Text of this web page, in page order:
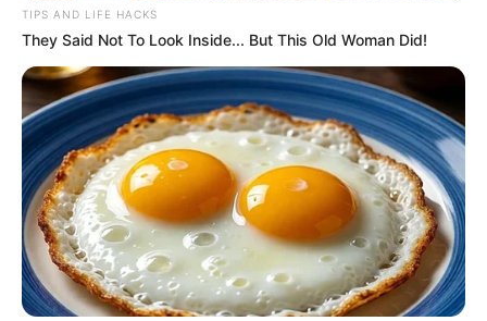
TIPS AND LIFE HACKS
They Said Not To Look Inside... But This Old Woman Did!